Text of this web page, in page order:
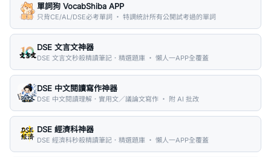
單詞狗 VocabShiba APP
只背CE/AL/DSE必考單詞 ・ 特調統計所有公開試考過的單詞
DSE 文言文神器
DSE 文言文秒殺精讀筆記．精選題庫 ・ 懶人一APP全覆蓋
DSE 中文閱讀寫作神器
DSE 中文閱讀理解．實用文／議論文寫作 ・ 附 AI 批改
DSE 經濟科神器
DSE 經濟科秒殺精讀筆記．精選題庫 ・ 懶人一APP全覆蓋